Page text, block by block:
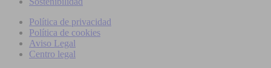
Política de privacidad
Política de cookies
Aviso Legal
Centro legal